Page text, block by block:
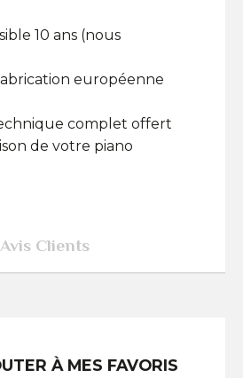
10 ans (nous
européenne
complet offert
de votre piano
Avis Clients
À MES FAVORIS